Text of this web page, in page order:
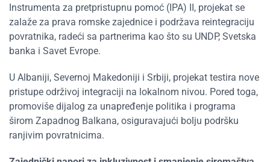
Instrumenta za pretpristupnu pomoć (IPA) II, projekat se
zalaže za prava romske zajednice i podržava reintegraciju
povratnika, radeći sa partnerima kao što su UNDP, Svetska
banka i Savet Evrope.
U Albaniji, Severnoj Makedoniji i Srbiji, projekat testira nove
pristupe održivoj integraciji na lokalnom nivou. Pored toga,
promoviše dijalog za unapređenje politika i programa
širom Zapadnog Balkana, osiguravajući bolju podršku
ranjivim povratnicima.